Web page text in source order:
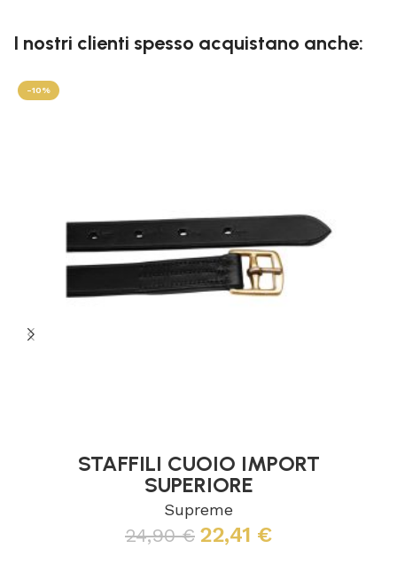
I nostri clienti spesso acquistano anche:
-10%
STAFFILI CUOIO IMPORT
SUPERIORE
Supreme
24,90€ 22,41 €